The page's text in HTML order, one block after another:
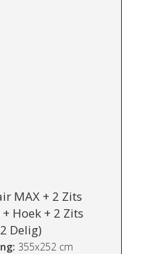
MAX + 2 Zits
Hoek + 2 Zits
Delig)
355x252 cm